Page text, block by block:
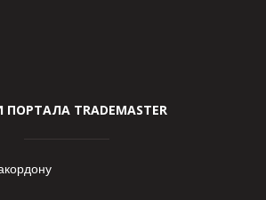
TRADEMASTER